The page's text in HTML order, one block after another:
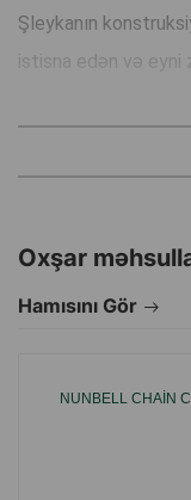
Şleykanın
istisna edən və eyni
Şleyka, itin
imkanı olan rahat
Oxşar
Hamısını Gör
NUNBELL CHAIN